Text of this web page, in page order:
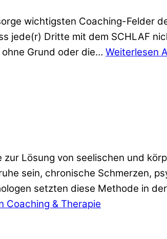
wichtigsten Coaching-Felder
jede(r) Dritte mit dem SCHLAF
Grund oder die… Weiterlesen
Lösung von seelischen und
sein, chronische Schmerzen,
setzten diese Methode in
Coaching & Therapie